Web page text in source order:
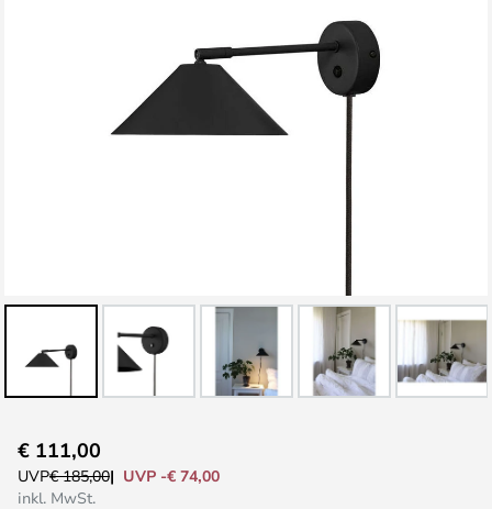
Anfang
der
€ 111,00
UVP€ 185,00
UVP -€ 74,00
inkl. MwSt.